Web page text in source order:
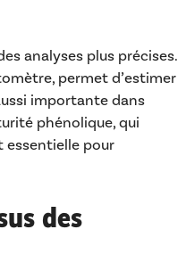
analyses plus précises.
permet d’estimer
importante dans
phénolique, qui
essentielle pour
des